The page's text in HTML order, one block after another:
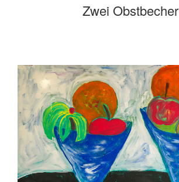
Zwei Obstbecher